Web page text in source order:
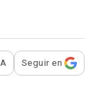
para
Seguir en